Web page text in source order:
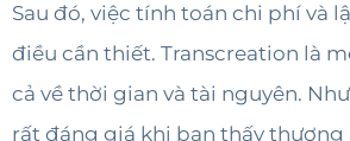
Sau đó, việc tính toán chi phí và
điều cần thiết. Transcreation là
cả về thời gian và tài nguyên.
rất đáng giá khi bạn thấy thương